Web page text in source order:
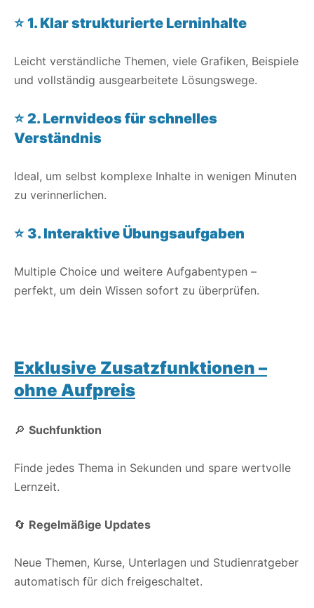
⭐1. Klar strukturierte Lerninhalte
Leicht verständliche Themen, viele Grafiken, Beispiele
und vollständig ausgearbeitete Lösungswege.
⭐2. Lernvideos für schnelles
Verständnis
Ideal, um selbst komplexe Inhalte in wenigen Minuten
zu verinnerlichen.
⭐ 3. Interaktive Übungsaufgaben
Multiple Choice und weitere Aufgabentypen –
perfekt, um dein Wissen sofort zu überprüfen.
Exklusive Zusatzfunktionen –
ohne Aufpreis
🔎 Suchfunktion
Finde jedes Thema in Sekunden und spare wertvolle
Lernzeit.
🔄 Regelmäßige Updates
Neue Themen, Kurse, Unterlagen und Studienratgeber
automatisch für dich freigeschaltet.